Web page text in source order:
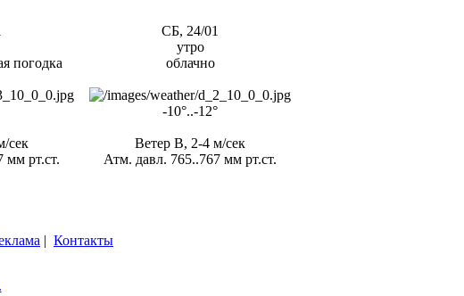
погодка
сек
мм рт.ст.
СБ, 24/01
утро
облачно
-10°..-12°
Ветер В, 2-4 м/сек
Атм. давл. 765..767 мм рт.ст.
| Контакты